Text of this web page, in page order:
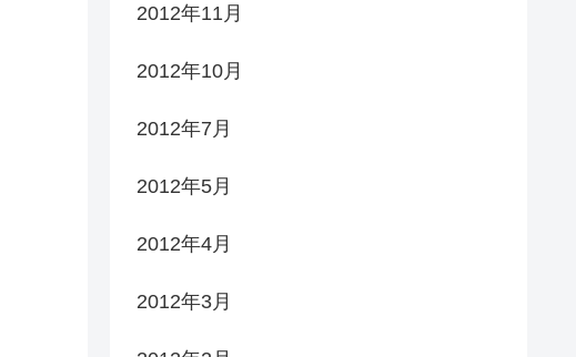
2012年11月
2012年10月
2012年7月
2012年5月
2012年4月
2012年3月